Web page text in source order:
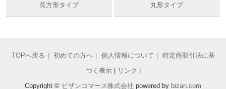
長方形タイプ 丸形タイプ
TOPへ戻る ｜ 初めての方へ｜ 個人情報について ｜ 特定商取引法に基
づく表示| リンク
Copyright © ビザンコマース株式会社 powered by bizan.com